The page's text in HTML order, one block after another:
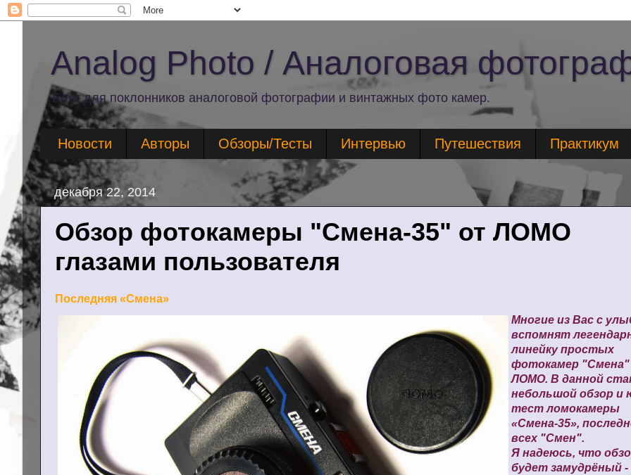
Analog Photo / Аналоговая
Блог для поклонников аналоговой фотографии и винтажных фото камер.
Новости Авторы Обзоры/Тесты Интервью Путешествия Практикум
декабря 22, 2014
Обзор фотокамеры "Смена-35" от ЛОМО
глазами пользователя
Последняя «Смена»
Многие из Вас с
вспомнят
линейку простых
фотокамер
ЛОМО. В данной
небольшой обзор и
тест ломокамеры
«Смена-35»,
всех "Смен".
Я надеюсь, что
будет замудрёный -